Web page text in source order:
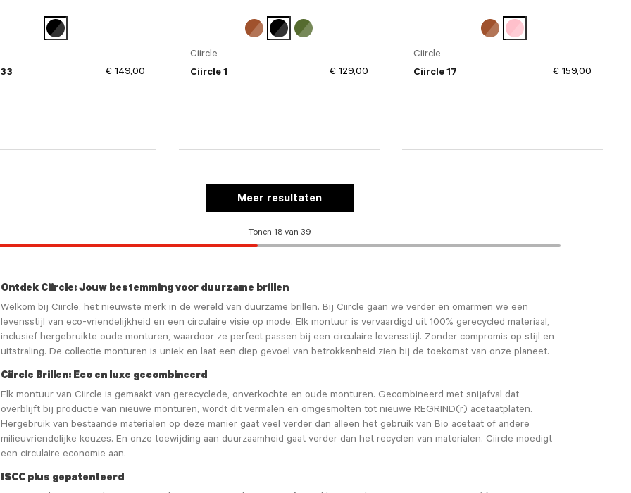
€ 149,00
Ciircle
Ciircle 1
€ 129,00
Ciircle
Ciircle 17
€ 159,00
Meer resultaten
Tonen 18 van 39
Ontdek Ciircle: Jouw bestemming voor duurzame brillen
Welkom bij Ciircle, het nieuwste merk in de wereld van duurzame brillen. Bij Ciircle gaan we verder en omarmen we een
levensstijl van eco-vriendelijkheid en een circulaire visie op mode. Elk montuur is vervaardigd uit 100% gerecycled materiaal,
inclusief hergebruikte oude monturen, waardoor ze perfect passen bij een circulaire levensstijl. Zonder compromis op stijl en
uitstraling. De collectie monturen is uniek en laat een diep gevoel van betrokkenheid zien bij de toekomst van onze planeet.
Ciircle Brillen: Eco en luxe gecombineerd
Elk montuur van Ciircle is gemaakt van gerecyclede, onverkochte en oude monturen. Gecombineerd met snijafval dat
overblijft bij productie van nieuwe monturen, wordt dit vermalen en omgesmolten tot nieuwe REGRIND(r) acetaatplaten.
Hergebruik van bestaande materialen op deze manier gaat veel verder dan alleen het gebruik van Bio acetaat of andere
milieuvriendelijke keuzes. En onze toewijding aan duurzaamheid gaat verder dan het recyclen van materialen. Ciircle moedigt
een circulaire economie aan.
ISCC plus gepatenteerd